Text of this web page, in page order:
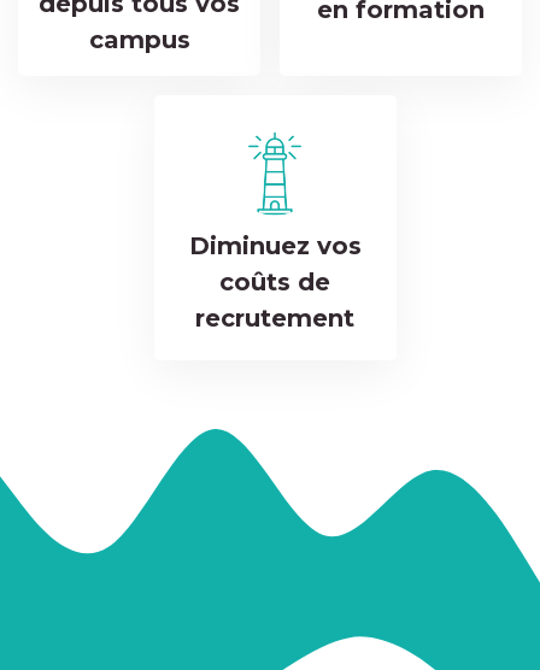
campus
en formation
Diminuez vos
coûts de
recrutement